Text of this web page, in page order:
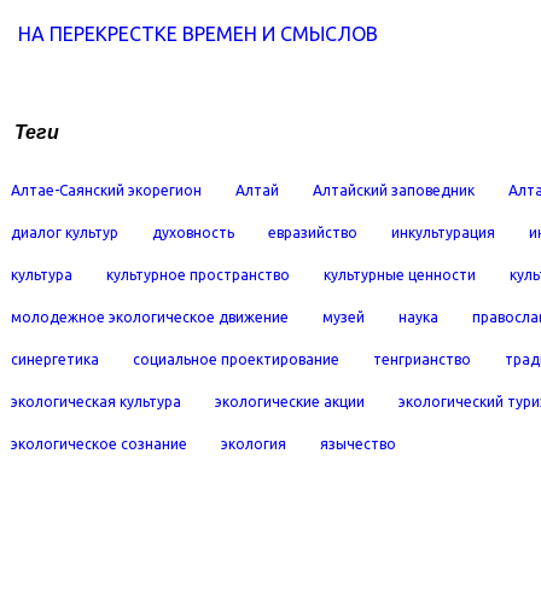
НА ПЕРЕКРЕСТКЕ ВРЕМЕН И СМЫСЛОВ
Теги
Алтае-Саянский экорегион Алтай Алтайский заповедник
диалог культур духовность евразийство инкультурация
культура культурное пространство культурные ценности
молодежное экологическое движение музей наука
синергетика социальное проектирование тенгрианство
экологическая культура экологические акции экологический
экологическое сознание экология язычество